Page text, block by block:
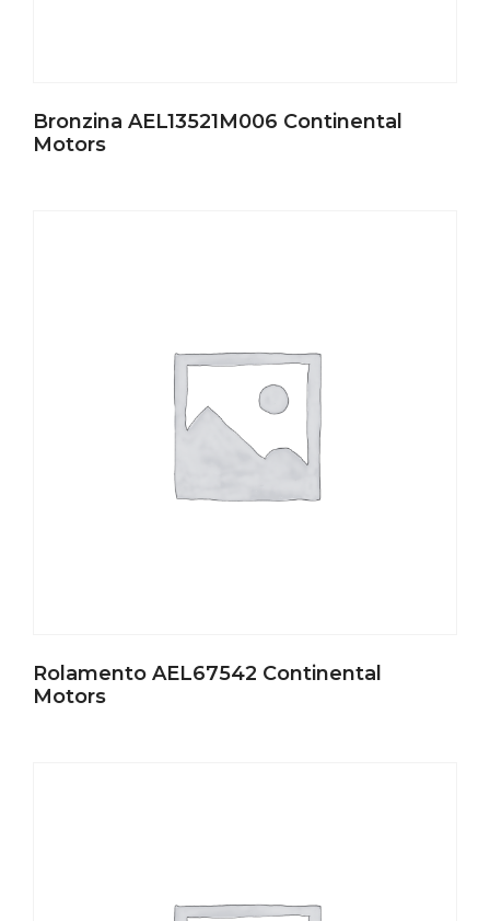
Bronzina AEL13521M006 Continental
Motors
Rolamento AEL67542 Continental
Motors